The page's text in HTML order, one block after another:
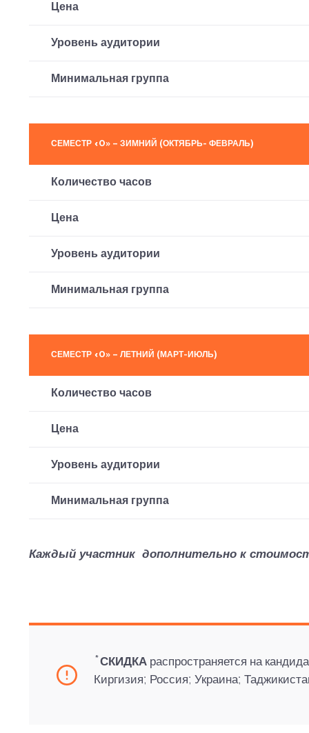
Цена
Уровень аудитории
Минимальная группа
СЕМЕСТР «0» – ЗИМНИЙ (ОКТЯБРЬ- ФЕВРАЛЬ)
Количество часов
Цена
Уровень аудитории
Минимальная группа
СЕМЕСТР «0» – ЛЕТНИЙ (МАРТ-ИЮЛЬ)
Количество часов
Цена
Уровень аудитории
Минимальная группа
Каждый участник дополнительно к
*СКИДКА распространяется на
Киргизия; Россия; Украина;